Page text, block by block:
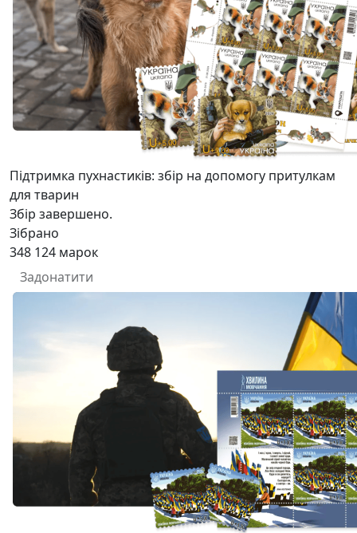
Підтримка пухнастиків: збір на допомогу притулкам
для тварин
Збір завершено.
Зібрано
348 124 марок
Задонатити